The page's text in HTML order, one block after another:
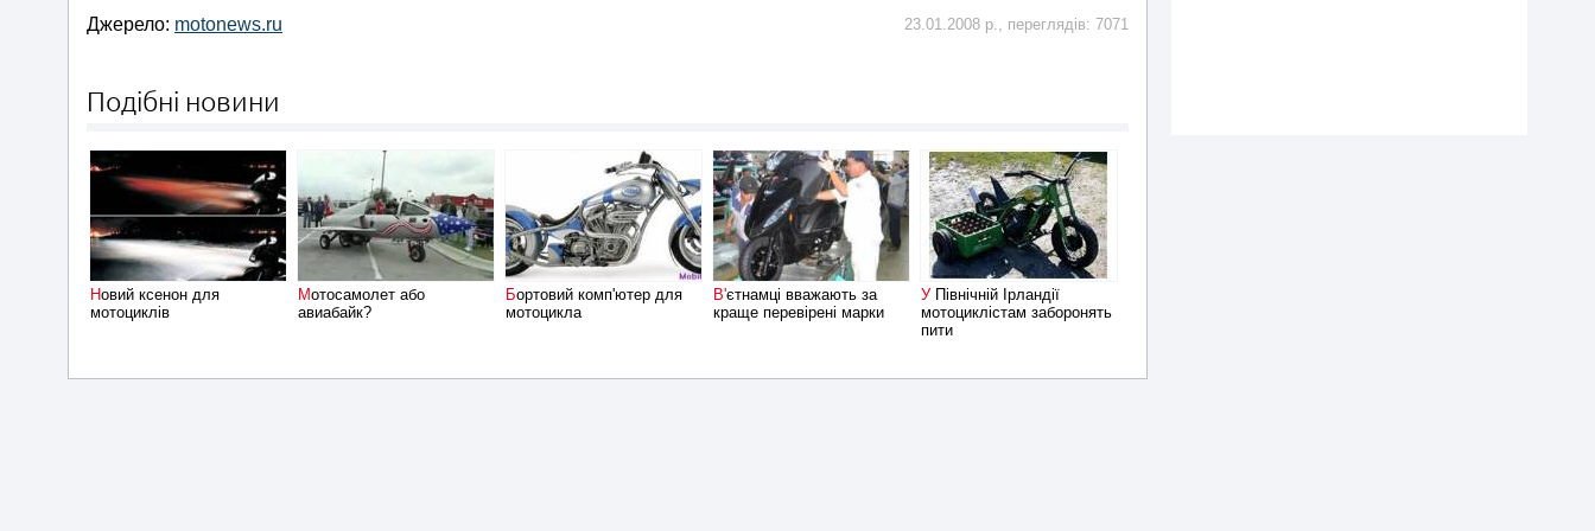
Джерело: motonews.ru 23.01.2008 р., переглядів: 7071
Подібні новини
Новий ксенон для
мотоциклів
Мотосамолет або
авиабайк?
Бортовий комп'ютер для
мотоцикла
В'єтнамці вважають за
краще перевірені марки
У Північній Ірландії
мотоциклістам заборонять
пити